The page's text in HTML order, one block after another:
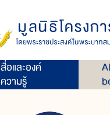
สื่อและองค์
ความรู้